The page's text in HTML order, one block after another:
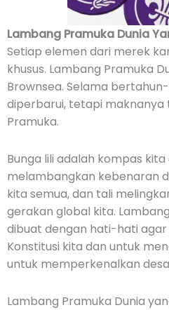
Lambang Pramuka Dunia
Setiap elemen dari merek
khusus. Lambang Pramuka
Brownsea. Selama
diperbarui, tetapi maknanya
Pramuka.
Bunga lili adalah kompas
melambangkan kebenaran
kita semua, dan tali
gerakan global kita.
dibuat dengan hati-hati
Konstitusi kita dan untuk
untuk memperkenalkan
Lambang Pramuka Dunia